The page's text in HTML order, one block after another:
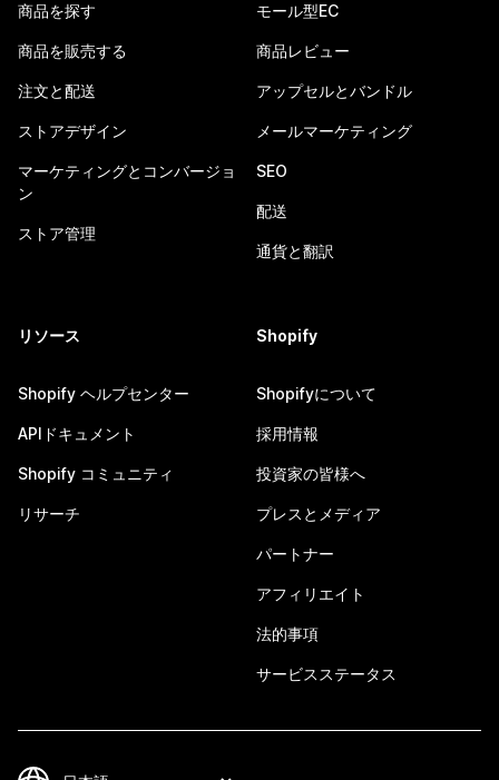
商品を探す
商品を販売する
注文と配送
ストアデザイン
マーケティングとコンバージョ
ン
ストア管理
モール型EC
商品レビュー
アップセルとバンドル
メールマーケティング
SEO
配送
通貨と翻訳
リソース
Shopify ヘルプセンター
APIドキュメント
Shopify コミュニティ
リサーチ
Shopify
Shopifyについて
採用情報
投資家の皆様へ
プレスとメディア
パートナー
アフィリエイト
法的事項
サービスステータス